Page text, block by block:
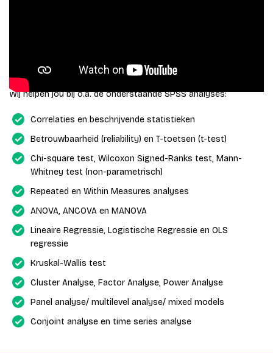
codeboek of bij de analyses? Neem dancontact
Wij helpen jou bij o.a. de onderstaande SPSS analyses:
Correlaties en beschrijvende statistieken
Betrouwbaarheid (reliability) en T-toetsen (t-test)
Chi-square test, Wilcoxon Signed-Ranks test, Mann-
Whitney test (non-parametrisch)
Repeated en Within Measures analyses
ANOVA, ANCOVA en MANOVA
Lineaire Regressie, Logistische Regressie en OLS
regressie
Kruskal-Wallis test
Cluster Analyse, Factor Analyse, Power Analyse
Panel analyse/ multilevel analyse/ mixed models
Conjoint analyse en time series analyse